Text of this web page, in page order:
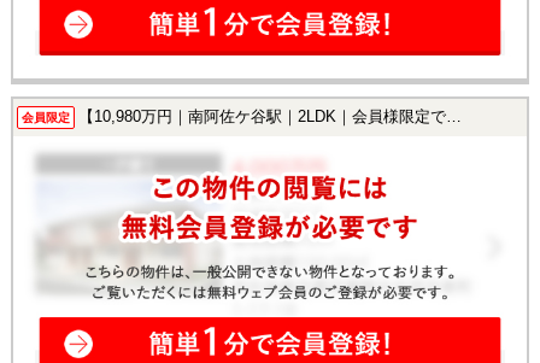
会員限定 【10,980万円｜南阿佐ケ谷駅｜2LDK｜会員様限定で公開中！】